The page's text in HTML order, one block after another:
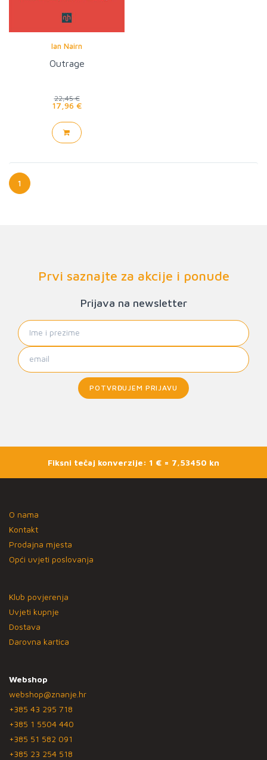
Ian Nairn
Outrage
22,45 €
17,96 €
1
Prvi saznajte za akcije i ponude
Prijava na newsletter
POTVRĐUJEM PRIJAVU
Fiksni tečaj konverzije: 1 € = 7,53450 kn
O nama
Kontakt
Prodajna mjesta
Opći uvjeti poslovanja
Klub povjerenja
Uvjeti kupnje
Dostava
Darovna kartica
Webshop
webshop@znanje.hr
+385 43 295 718
+385 1 5504 440
+385 51 582 091
+385 23 254 518